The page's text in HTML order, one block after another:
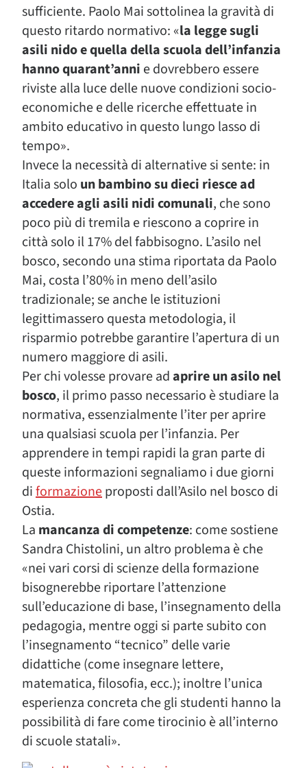
sufficiente. Paolo Mai sottolinea la gravità di
questo ritardo normativo: «la legge sugli
asili nido e quella della scuola dell’infanzia
hanno quarant’anni e dovrebbero essere
riviste alla luce delle nuove condizioni socio-
economiche e delle ricerche effettuate in
ambito educativo in questo lungo lasso di
tempo».
Invece la necessità di alternative si sente: in
Italia solo un bambino su dieci riesce ad
accedere agli asili nidi comunali, che sono
poco più di tremila e riescono a coprire in
città solo il 17% del fabbisogno. L’asilo nel
bosco, secondo una stima riportata da Paolo
Mai, costa l’80% in meno dell’asilo
tradizionale; se anche le istituzioni
legittimassero questa metodologia, il
risparmio potrebbe garantire l’apertura di un
numero maggiore di asili.
Per chi volesse provare adaprire un asilo nel
bosco, il primo passo necessario è studiare la
normativa, essenzialmente l’iter per aprire
una qualsiasi scuola per l’infanzia. Per
apprendere in tempi rapidi la gran parte di
queste informazioni segnaliamo i due giorni
diformazioneproposti dall’Asilo nel bosco di
Ostia.
La mancanza di competenze: come sostiene
Sandra Chistolini, un altro problema è che
«nei vari corsi di scienze della formazione
bisognerebbe riportare l’attenzione
sull’educazione di base, l’insegnamento della
pedagogia, mentre oggi si parte subito con
l’insegnamento “tecnico” delle varie
didattiche (come insegnare lettere,
matematica, filosofia, ecc.); inoltre l’unica
esperienza concreta che gli studenti hanno la
possibilità di fare come tirocinio è all’interno
di scuole statali».